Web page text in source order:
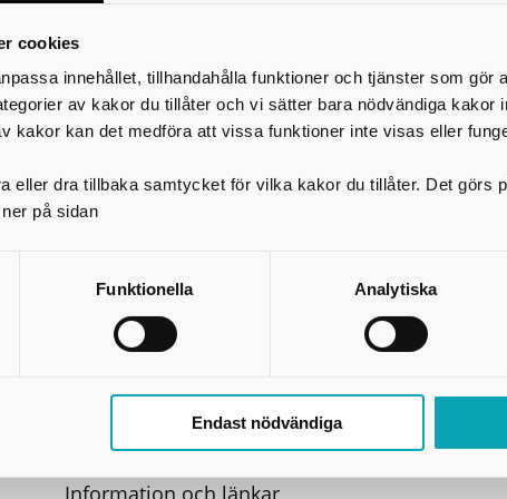
cookies
innehållet, tillhandahålla funktioner och tjänster som gör
av kakor du tillåter och vi sätter bara nödvändiga kakor
kakor kan det medföra att vissa funktioner inte visas eller
eller dra tillbaka samtycket för vilka kakor du tillåter. Det görs
på sidan
Funktionella Analytiska
Endast nödvändiga
Så här anmäler du att du komposterar
Jag har redan varmkompost, varför får jag
matavfallskärl?
Tömning av restavfallkärlet när du har
Kostar det att anmäla kompost?
Information och länkar